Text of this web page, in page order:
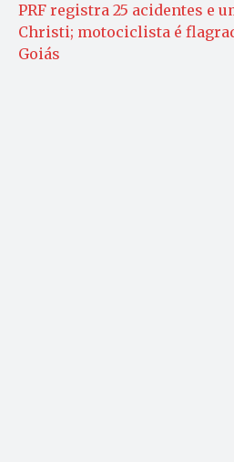
PRF registra 25 acidentes e
Christi; motociclista é
Goiás